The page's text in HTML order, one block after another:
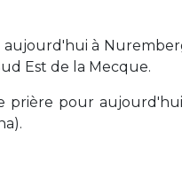
aujourd'hui à
Est de la Mecque.
prière pour aujourd'hui